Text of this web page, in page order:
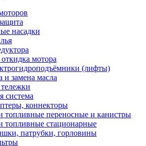
насадки
мотора
(лифты)
замена масла
система
коннекторы
топливные переносные и канистры
топливные стационарные
патрубки, горловины